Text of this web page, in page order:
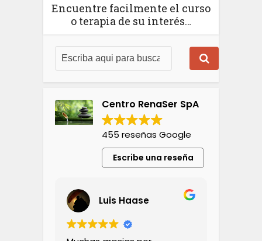
Encuentre facilmente el curso
o terapia de su interés…
Centro RenaSer SpA
455 reseñas Google
Escribe una reseña
Luis Haase